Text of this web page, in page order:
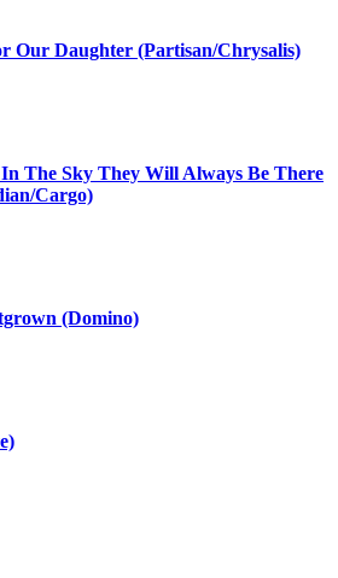
Our Daughter (Partisan/Chrysalis)
The Sky They Will Always Be There
Cargo)
(Domino)